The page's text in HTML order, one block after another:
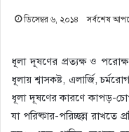
ডিসেম্বর ৬, ২০১৪ সর্বশেষ
ধূলা দূষণের প্রত্যক্ষ ও পরোক্ষ
ধূলায় শ্বাসকষ্ট, এলার্জি,
ধূলা দূষণের কারণে কাপড়-
যা পরিষ্কার-পরিচ্ছন্ন রাখতে